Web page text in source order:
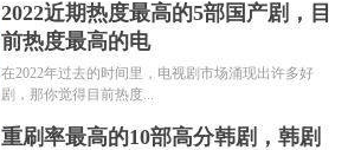
2022近期热度最高的5部国产剧，目
前热度最高的电
在2022年过去的时间里，电视剧市场涌现出许多好
剧，那你觉得目前热度...
重刷率最高的10部高分韩剧，韩剧